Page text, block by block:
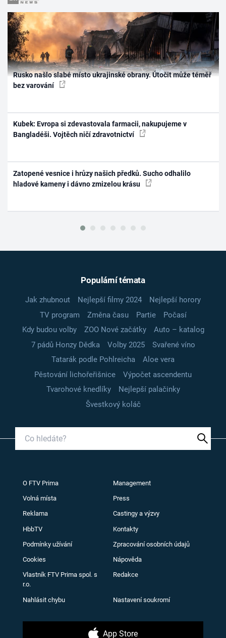
Rusko našlo slabé místo ukrajinské obrany. Útočit může téměř
bez varování
Kubek: Evropa si zdevastovala farmacii, nakupujeme v
Bangladéši. Vojtěch ničí zdravotnictví
Zatopené vesnice i hrůzy našich předků. Sucho odhalilo
hladové kameny i dávno zmizelou krásu
Populární témata
Jak zhubnout Nejlepší filmy 2024
Nejlepší horory
TV program
Změna času Partie
Počasí
Kdy budou volby
ZOO Nové začátky
Auto – katalog
7 pádů Honzy Dědka
Volby 2025
Svařené víno
Tatarák podle Pohlreicha
Aloe vera
Pěstování lichořeřišnice
Výpočet ascendentu
Tvarohové knedlíky
Nejlepší palačinky
Švestkový koláč
O FTV Prima Management
Volná místa Press
Reklama Castingy a výzvy
HbbTV Kontakty
Podmínky užívání Zpracování osobních údajů
Cookies Nápověda
Vlastník FTV Prima spol. s
r.o.
Redakce
Nahlásit chybu Nastavení soukromí
App Store